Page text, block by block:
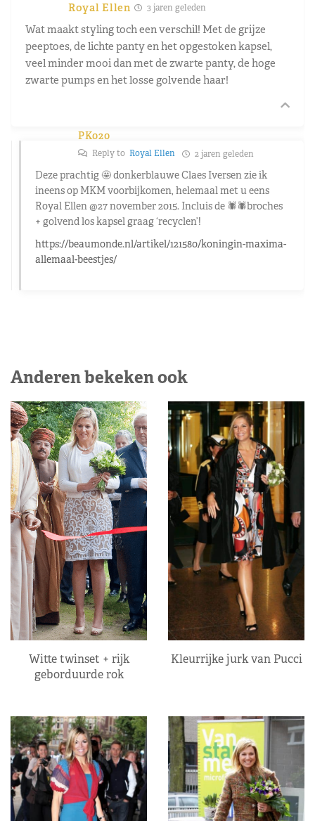
Royal Ellen 3 jaren geleden
Wat maakt styling toch een verschil! Met de grijze
peeptoes, de lichte panty en het opgestoken kapsel,
veel minder mooi dan met de zwarte panty, de hoge
zwarte pumps en het losse golvende haar!
PK020
Reply to Royal Ellen 2 jaren geleden
Deze prachtig 🤩donkerblauwe Claes Iversen zie ik
ineens op MKM voorbijkomen, helemaal met u eens
Royal Ellen @27 november 2015. Incluis de 🕷️🕷️broches
+ golvend los kapsel graag ‘recyclen’!
https://beaumonde.nl/artikel/121580/koningin-maxima-
allemaal-beestjes/
Anderen bekeken ook
Witte twinset + rijk
geborduurde rok
Kleurrijke jurk van Pucci